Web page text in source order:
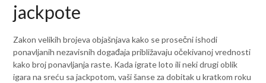
jackpote
Zakon velikih brojeva objašnjava kako se prosečni ishodi
ponavljanih nezavisnih događaja približavaju očekivanoj vrednosti
kako broj ponavljanja raste. Kada igrate loto ili neki drugi oblik
igara na sreću sa jackpotom, vaši šanse za dobitak u kratkom roku